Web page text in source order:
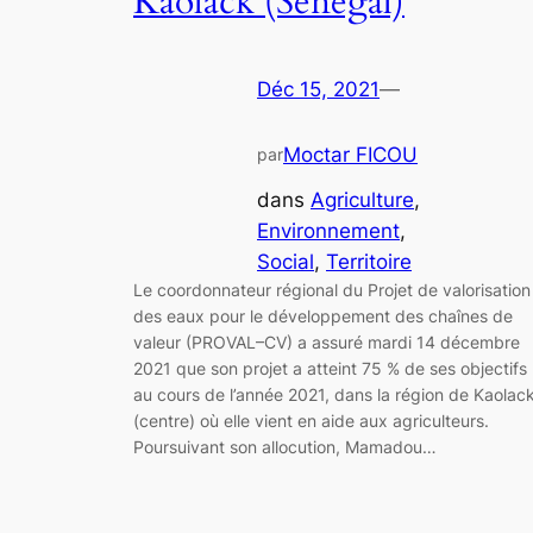
Déc 15, 2021—
parMoctar FICOU
dans Agriculture
Environnement
Social, Territoire
Le coordonnateur régional du Projet de valorisation
des eaux pour le développement des chaînes de
valeur (PROVAL–CV) a assuré mardi 14 décembre
2021 que son projet a atteint 75 % de ses objectifs
au cours de l’année 2021, dans la région de
(centre) où elle vient en aide aux agriculteurs.
Poursuivant son allocution, Mamadou…